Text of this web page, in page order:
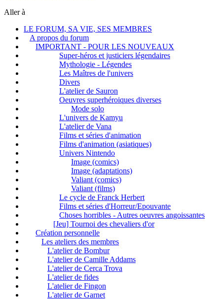
Aller à
LE FORUM, SA VIE, SES MEMBRES
A propos du forum
IMPORTANT - POUR LES NOUVEAUX
Super-héros et justiciers légendaires
Mythologie - Légendes
Les Maîtres de l'univers
Divers
L'atelier de Sauron
Oeuvres superhéroiques diverses
Mode solo
L'univers de Kamyu
L'atelier de Vana
Films et séries d'animation
Films d'animation (asiatiques)
Univers Nintendo
Image (comics)
Image (adaptations)
Valiant (comics)
Valiant (films)
Le cycle de Franck Herbert
Films et séries d'Horreur/Epouvante
Choses horribles - Autres oeuvres angoissantes
[Jeu] Tournoi des chevaliers d'or
Création personnelle
Les ateliers des membres
L'atelier de Bombur
L'atelier de Camille Addams
L'atelier de Cerca Trova
L'atelier de fides
L'atelier de Fingon
L'atelier de Garnet